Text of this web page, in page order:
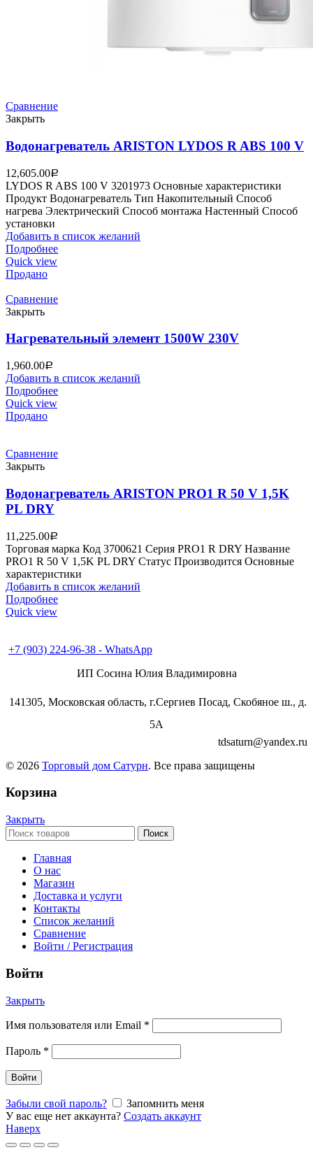
Сравнение
Закрыть
Водонагреватель ARISTON LYDOS R ABS 100 V
12,605.00Р
LYDOS R ABS 100 V 3201973 Основные характеристики
Продукт Водонагреватель Тип Накопительный Способ
нагрева Электрический Способ монтажа Настенный Способ
установки
Добавить в список желаний
Подробнее
Quick view
Продано
Сравнение
Закрыть
Нагревательный элемент 1500W 230V
1,960.00Р
Добавить в список желаний
Подробнее
Quick view
Продано
Сравнение
Закрыть
Водонагреватель ARISTON PRO1 R 50 V 1,5K
PL DRY
11,225.00Р
Торговая марка Код 3700621 Серия PRO1 R DRY Название
PRO1 R 50 V 1,5K PL DRY Статус Производится Основные
характеристики
Добавить в список желаний
Подробнее
Quick view
+7 (903) 224-96-38 - WhatsApp
ИП Сосина Юлия Владимировна
141305, Московская область, г.Сергиев Посад, Скобяное ш., д.
5А
tdsaturn@yandex.ru
© 2026 Торговый дом Сатурн. Все права защищены
Корзина
Закрыть
Поиск
Главная
О нас
Магазин
Доставка и услуги
Контакты
Список желаний
Сравнение
Войти / Регистрация
Войти
Закрыть
Имя пользователя или Email *
Пароль *
Войти
Забыли свой пароль?
Запомнить меня
У вас еще нет аккаунта? Создать аккаунт
Наверх